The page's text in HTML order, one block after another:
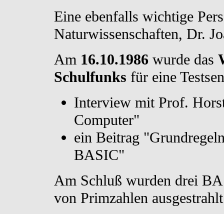
Eine ebenfalls wichtige
Naturwissenschaften, Dr.
Am 16.10.1986 wurde das
Schulfunks für eine
Interview mit Prof.
Computer"
ein Beitrag
BASIC"
Am Schluß wurden drei
von Primzahlen